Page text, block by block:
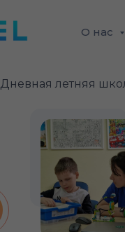
О нас
Дневная летняя